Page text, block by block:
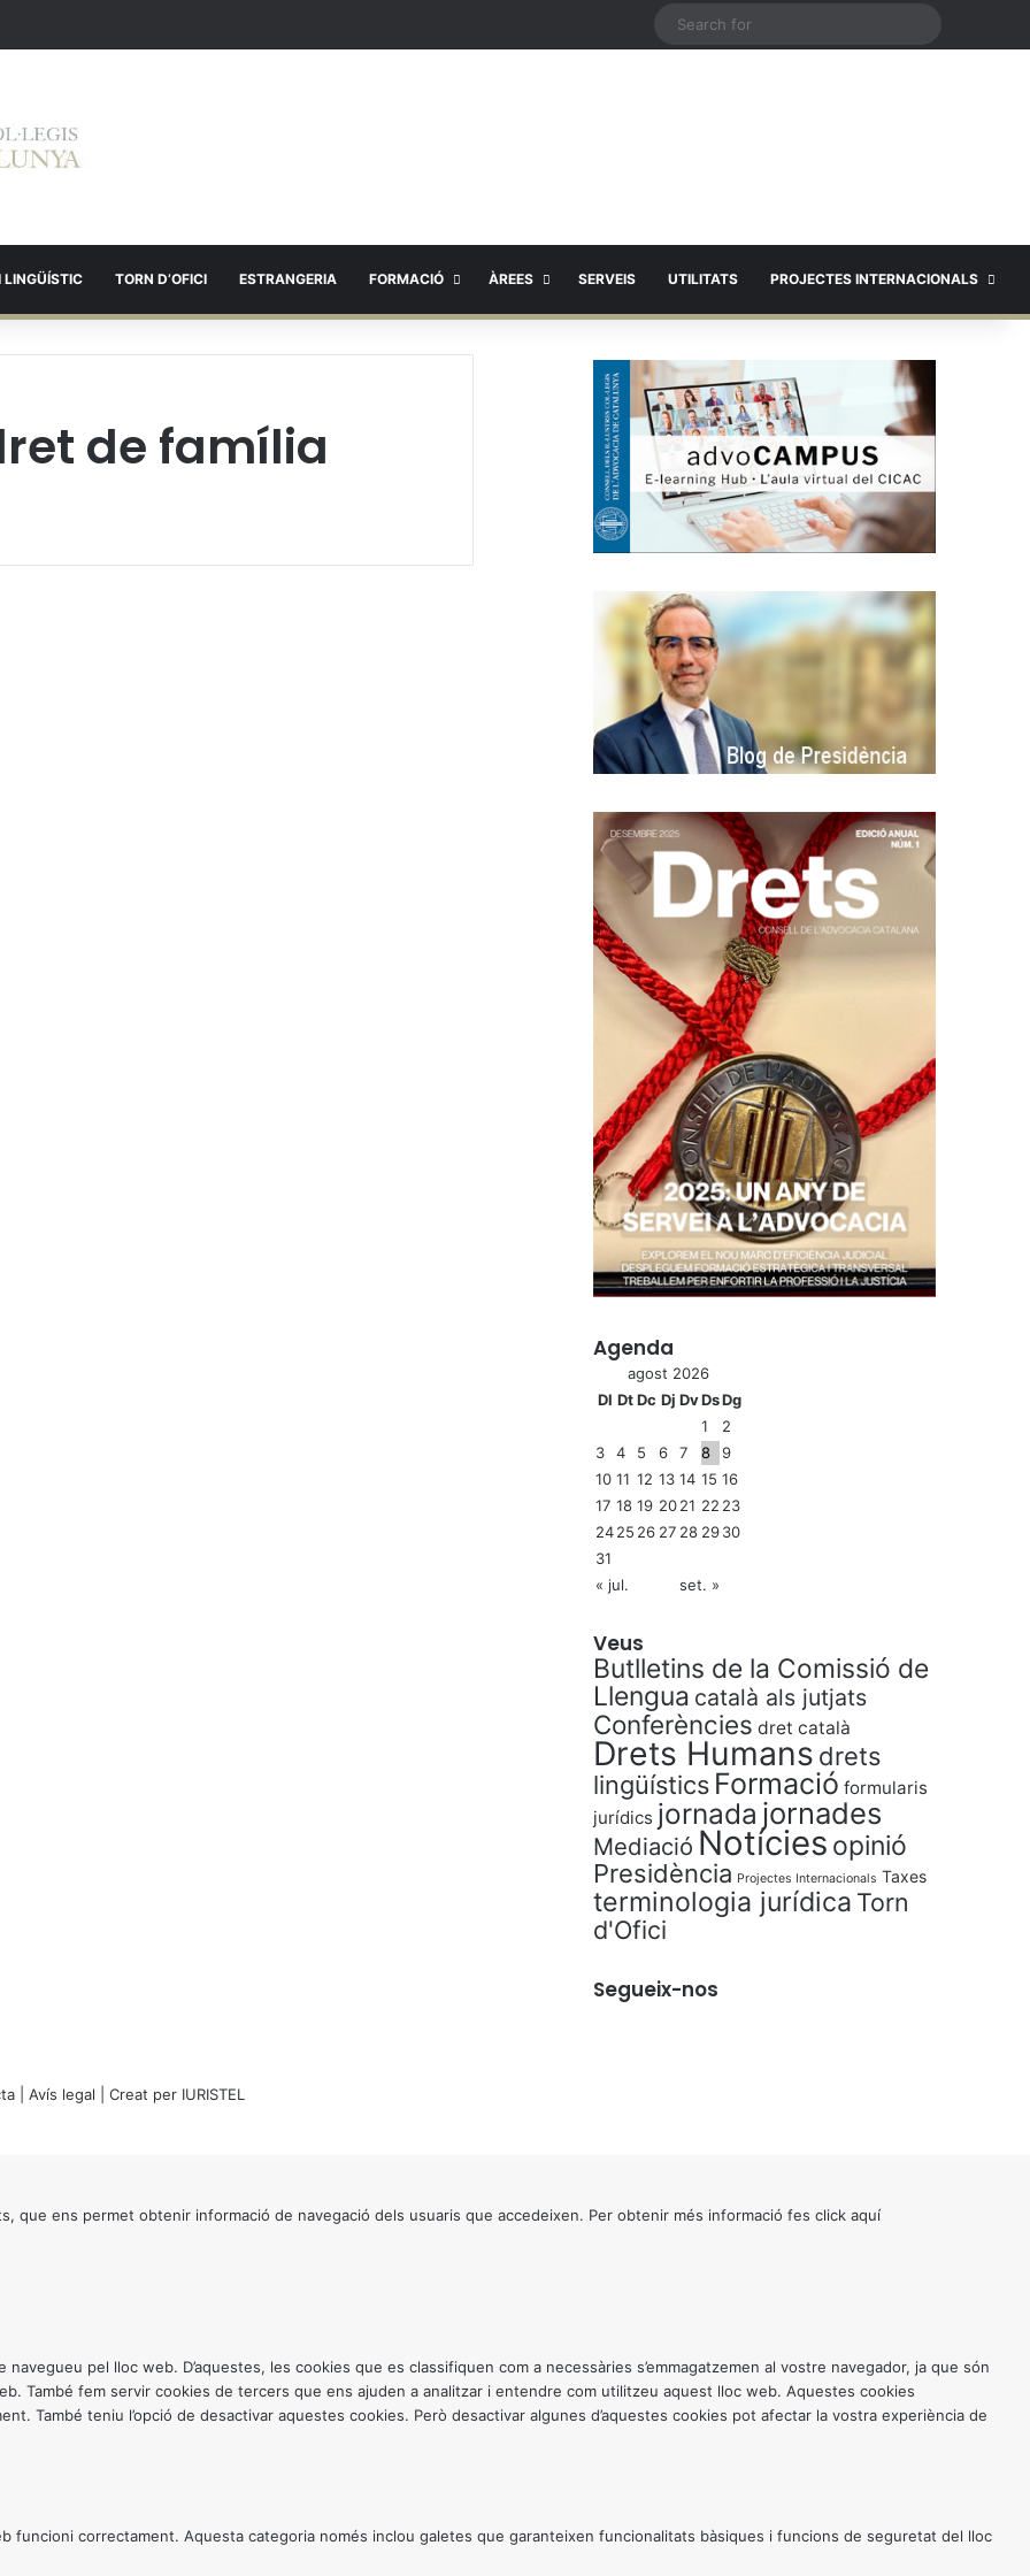
LINGÜÍSTIC TORN D’OFICI ESTRANGERIA FORMACIÓ ÀREES SERVEIS UTILITATS PROJECTES INTERNACIONALS
de família
Agenda
agost 2026
Dl Dt Dc Dj DvDsDg
1
2
3
4 5 6 7 8
9
10 11 12 13 14 15 16
17 18 19 2021 22 23
2425 26 27 28 2930
31
« jul.
set. »
Veus
Butlletins de la Comissió de
Llengua català als jutjats
Conferències dret català
Drets Humans drets
lingüístics Formació formularis
jurídics jornada jornades
Mediació Notícies opinió
Presidència Projectes Internacionals Taxes
terminologia jurídica Torn
d'Ofici
Segueix-nos
Avís legal | Creat per IURISTEL
que ens permet obtenir informació de navegació dels usuaris que accedeixen. Per obtenir més informació fes click aquí
pel lloc web. D’aquestes, les cookies que es classifiquen com a necessàries s’emmagatzemen al vostre navegador, ja que són
També fem servir cookies de tercers que ens ajuden a analitzar i entendre com utilitzeu aquest lloc web. Aquestes cookies
També teniu l’opció de desactivar aquestes cookies. Però desactivar algunes d’aquestes cookies pot afectar la vostra experiència de
funcioni correctament. Aquesta categoria només inclou galetes que garanteixen funcionalitats bàsiques i funcions de seguretat del lloc